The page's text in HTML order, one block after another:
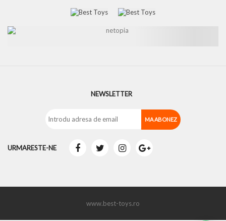
NEWSLETTER
URMARESTE-NE
www.best-toys.ro